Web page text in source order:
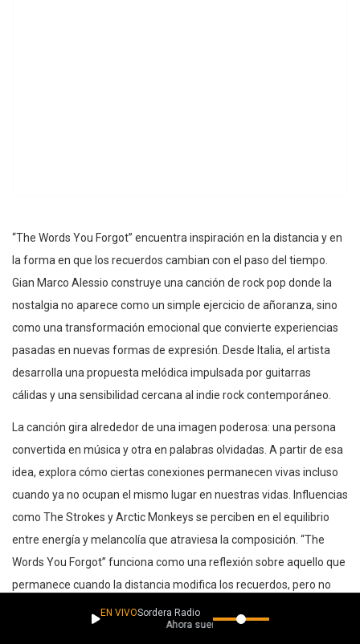
“The Words You Forgot” encuentra inspiración en la distancia y en
la forma en que los recuerdos cambian con el paso del tiempo.
Gian Marco Alessio construye una canción de rock pop donde la
nostalgia no aparece como un simple ejercicio de añoranza, sino
como una transformación emocional que convierte experiencias
pasadas en nuevas formas de expresión. Desde Italia, el artista
desarrolla una propuesta melódica impulsada por guitarras
cálidas y una sensibilidad cercana al indie rock contemporáneo.
La canción gira alrededor de una imagen poderosa: una persona
convertida en música y otra en palabras olvidadas. A partir de esa
idea, explora cómo ciertas conexiones permanecen vivas incluso
cuando ya no ocupan el mismo lugar en nuestras vidas. Influencias
como The Strokes y Arctic Monkeys se perciben en el equilibrio
entre energía y melancolía que atraviesa la composición. “The
Words You Forgot” funciona como una reflexión sobre aquello que
permanece cuando la distancia modifica los recuerdos, pero no
logra borrar su significado.
EN VIVOSordera Radio
Ahora suena